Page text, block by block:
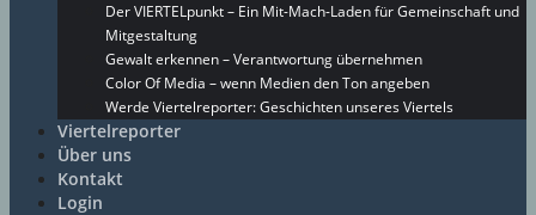
Der VIERTELpunkt – Ein Mit-Mach-Laden für Gemeinschaft und
Mitgestaltung
Gewalt erkennen – Verantwortung übernehmen
Color Of Media – wenn Medien den Ton angeben
Werde Viertelreporter: Geschichten unseres Viertels
Viertelreporter
Über uns
Kontakt
Login